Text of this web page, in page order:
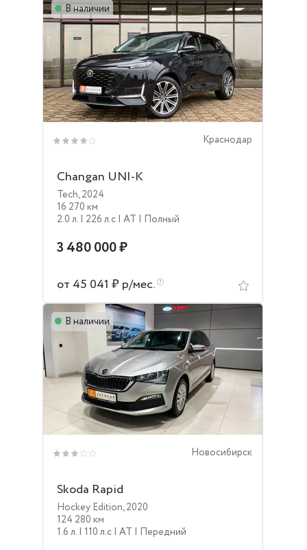
В наличии
Краснодар
Changan UNI-K
Tech,2024
16 270 км
2.0 л. | 226 л.c | AT | Полный
3 480 000 ₽
от 45 041 ₽ р/мес.
В наличии
Новосибирск
Skoda Rapid
Hockey Edition,2020
124 280 км
1.6 л. | 110 л.c | AT | Передний